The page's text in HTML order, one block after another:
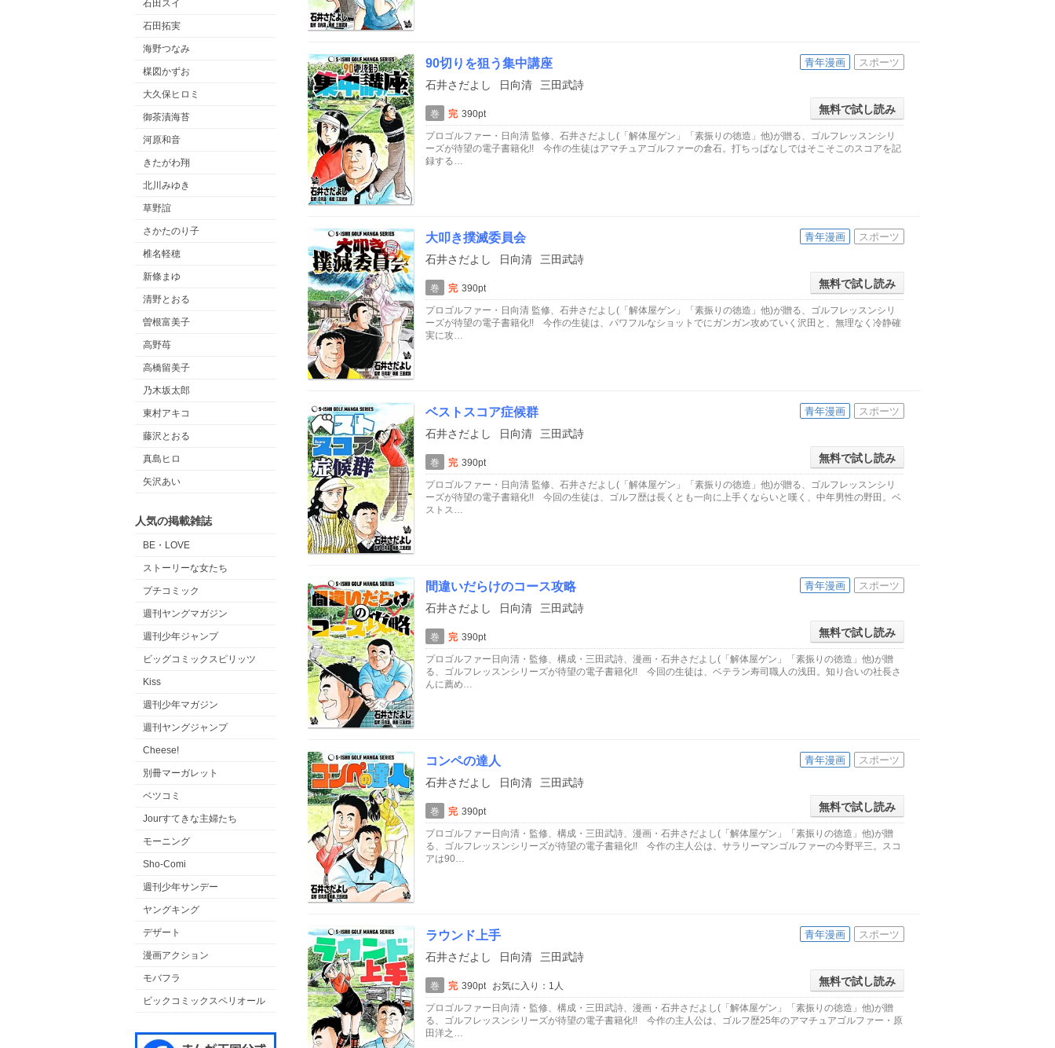
石田スイ
石田拓実
海野つなみ
楳図かずお
大久保ヒロミ
御茶漬海苔
河原和音
きたがわ翔
北川みゆき
草野誼
さかたのり子
椎名軽穂
新條まゆ
清野とおる
曽根富美子
高野苺
高橋留美子
乃木坂太郎
東村アキコ
藤沢とおる
真島ヒロ
矢沢あい
人気の掲載雑誌
BE・LOVE
ストーリーな女たち
プチコミック
週刊ヤングマガジン
週刊少年ジャンプ
ビッグコミックスピリッツ
Kiss
週刊少年マガジン
週刊ヤングジャンプ
Cheese!
別冊マーガレット
ベツコミ
Jourすてきな主婦たち
モーニング
Sho-Comi
週刊少年サンデー
ヤングキング
デザート
漫画アクション
モバフラ
ビックコミックスペリオール
青年漫画 スポーツ
90切りを狙う集中講座
石井さだよし 日向清
三田武詩
無料で試し読み
巻 完 390pt
プロゴルファー・日向清 監修、石井さだよし(「解体屋ゲン」「素振りの徳造」他)が贈る、ゴルフレッスンシリ
ーズが待望の電子書籍化!! 今作の生徒はアマチュアゴルファーの倉石。打ちっぱなしではそこそこのスコアを記
録する…
青年漫画 スポーツ
大叩き撲滅委員会
石井さだよし 日向清
三田武詩
無料で試し読み
巻 完 390pt
プロゴルファー・日向清 監修、石井さだよし(「解体屋ゲン」「素振りの徳造」他)が贈る、ゴルフレッスンシリ
ーズが待望の電子書籍化!! 今作の生徒は、パワフルなショットでにガンガン攻めていく沢田と、無理なく冷静確
実に攻…
青年漫画 スポーツ
ベストスコア症候群
石井さだよし 日向清
三田武詩
無料で試し読み
巻 完 390pt
プロゴルファー・日向清 監修、石井さだよし(「解体屋ゲン」「素振りの徳造」他)が贈る、ゴルフレッスンシリ
ーズが待望の電子書籍化!! 今回の生徒は、ゴルフ歴は長くとも一向に上手くならいと嘆く、中年男性の野田。ベ
ストス…
青年漫画 スポーツ
間違いだらけのコース攻略
石井さだよし 日向清
三田武詩
無料で試し読み
巻 完 390pt
プロゴルファー日向清・監修、構成・三田武詩、漫画・石井さだよし(「解体屋ゲン」「素振りの徳造」他)が贈
る、ゴルフレッスンシリーズが待望の電子書籍化!! 今回の生徒は、ベテラン寿司職人の浅田。知り合いの社長さ
んに薦め…
青年漫画 スポーツ
コンペの達人
石井さだよし 日向清
三田武詩
無料で試し読み
巻 完 390pt
プロゴルファー日向清・監修、構成・三田武詩、漫画・石井さだよし(「解体屋ゲン」「素振りの徳造」他)が贈
る、ゴルフレッスンシリーズが待望の電子書籍化!! 今作の主人公は、サラリーマンゴルファーの今野平三。スコ
アは90…
青年漫画 スポーツ
ラウンド上手
石井さだよし 日向清
三田武詩
無料で試し読み
巻 完 390pt
お気に入り：1人
プロゴルファー日向清・監修、構成・三田武詩、漫画・石井さだよし(「解体屋ゲン」「素振りの徳造」他)が贈
る、ゴルフレッスンシリーズが待望の電子書籍化!! 今作の主人公は、ゴルフ歴25年のアマチュアゴルファー・原
田洋之…